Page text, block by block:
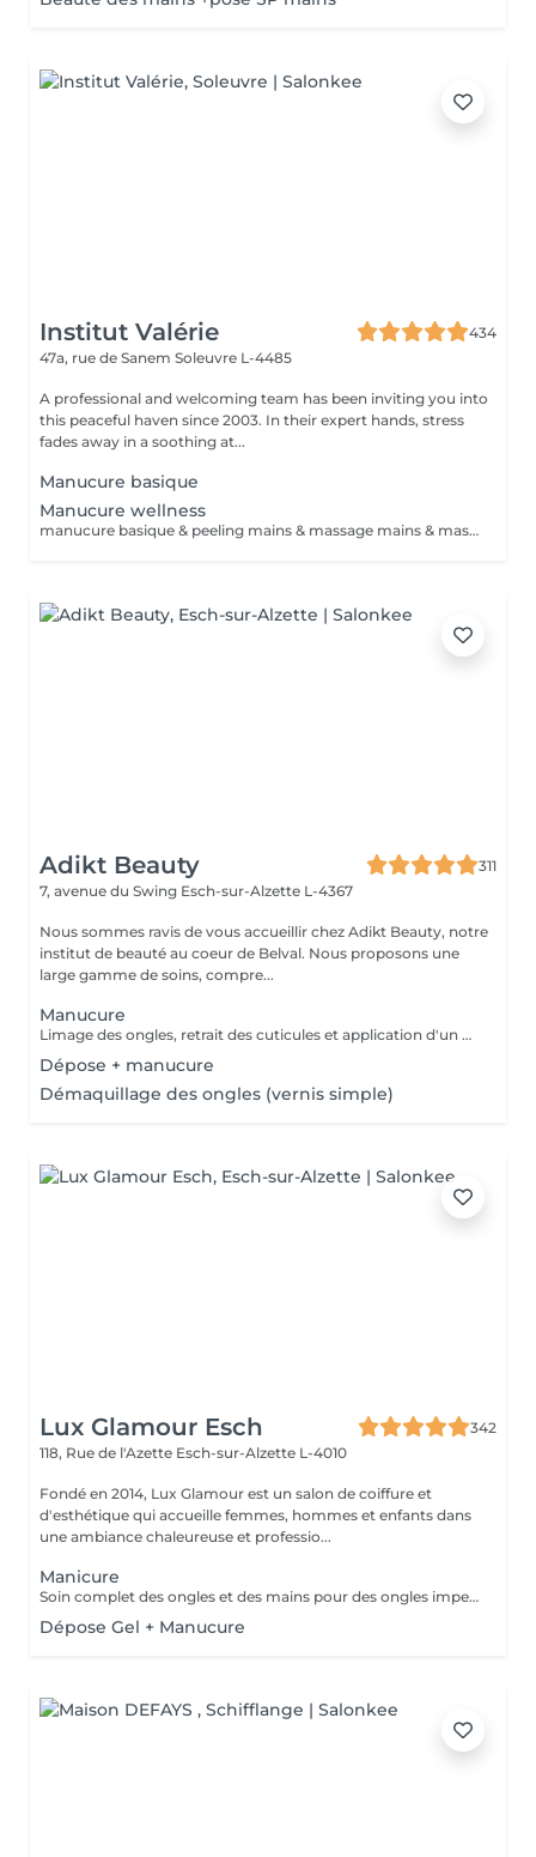
Institut Valérie
434
47a, rue de Sanem Soleuvre L-4485
A professional and welcoming team has been inviting you into
this peaceful haven since 2003. In their expert hands, stress
fades away in a soothing at...
Manucure basique
Manucure wellness
manucure basique & peeling mains & massage mains & masque cocon (chauffant) durée 60min
Adikt Beauty
311
7, avenue du Swing Esch-sur-Alzette L-4367
Nous sommes ravis de vous accueillir chez Adikt Beauty, notre
institut de beauté au coeur de Belval. Nous proposons une
large gamme de soins, compre...
Manucure
Limage des ongles, retrait des cuticules et application d'un vernis protecteur si besoin.
Dépose + manucure
Démaquillage des ongles (vernis simple)
Lux Glamour Esch
342
118, Rue de l'Azette Esch-sur-Alzette L-4010
Fondé en 2014, Lux Glamour est un salon de coiffure et
d'esthétique qui accueille femmes, hommes et enfants dans
une ambiance chaleureuse et professio...
Manicure
Soin complet des ongles et des mains pour des ongles impeccables et une peau douce. Choisissez entre finition classique, vernis ou nail art pour sublimer vos mains avec élégance.
Dépose Gel + Manucure